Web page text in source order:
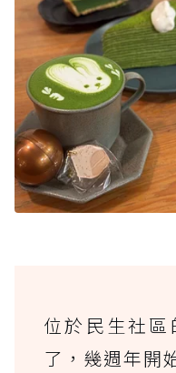
位於民生社
了，幾週年開